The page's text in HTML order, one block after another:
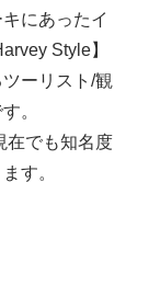
にあったイ
Style】
ーリスト/観
。
在でも知名度
す。